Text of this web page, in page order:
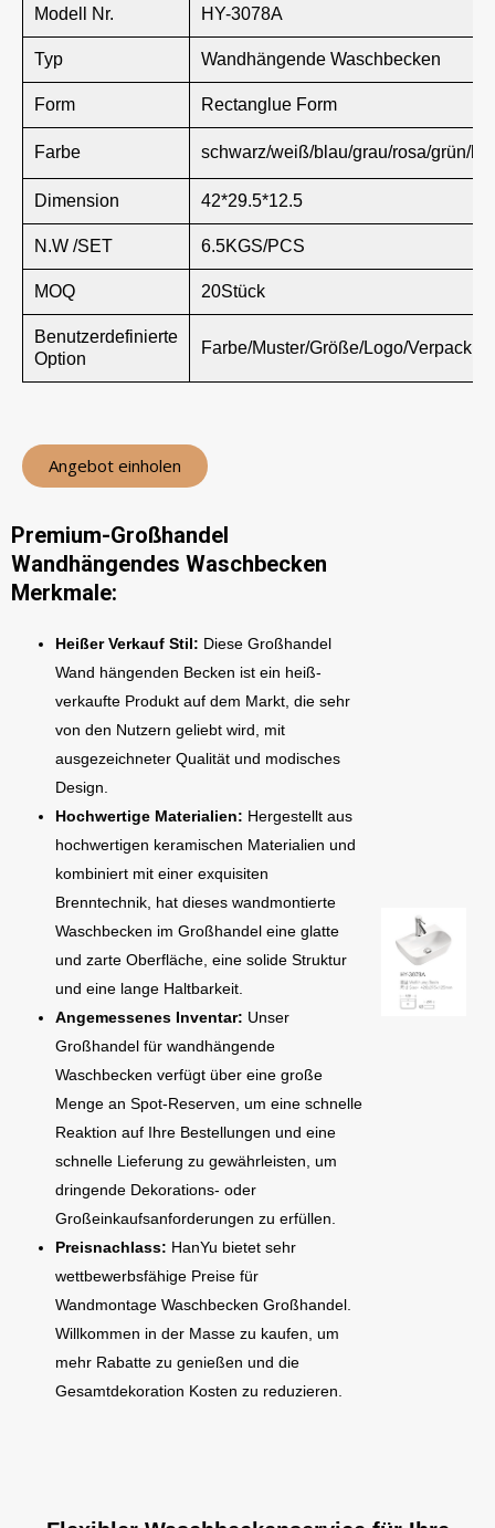
Modell Nr. HY-3078A
Typ Wandhängende Waschbecken
Form Rectanglue Form
Farbe schwarz/weiß/blau/grau/rosa/grün/
Dimension 42*29.5*12.5
N.W /SET 6.5KGS/PCS
MOQ 20Stück
Benutzerdefinierte
Option
Farbe/Muster/Größe/Logo/
Angebot einholen
Premium-Großhandel
Wandhängendes Waschbecken
Merkmale:
Heißer Verkauf Stil: Diese Großhandel
Wand hängenden Becken ist ein heiß-
verkaufte Produkt auf dem Markt, die sehr
von den Nutzern geliebt wird, mit
ausgezeichneter Qualität und modisches
Design.
Hochwertige Materialien: Hergestellt aus
hochwertigen keramischen Materialien und
kombiniert mit einer exquisiten
Brenntechnik, hat dieses wandmontierte
Waschbecken im Großhandel eine glatte
und zarte Oberfläche, eine solide Struktur
und eine lange Haltbarkeit.
Angemessenes Inventar: Unser
Großhandel für wandhängende
Waschbecken verfügt über eine große
Menge an Spot-Reserven, um eine schnelle
Reaktion auf Ihre Bestellungen und eine
schnelle Lieferung zu gewährleisten, um
dringende Dekorations- oder
Großeinkaufsanforderungen zu erfüllen.
Preisnachlass: HanYu bietet sehr
wettbewerbsfähige Preise für
Wandmontage Waschbecken Großhandel.
Willkommen in der Masse zu kaufen, um
mehr Rabatte zu genießen und die
Gesamtdekoration Kosten zu reduzieren.